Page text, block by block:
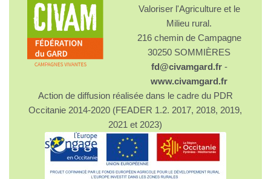
Valoriser l'Agriculture et le
Milieu rural.
216 chemin de Campagne
30250 SOMMIÈRES
fd@civamgard.fr -
www.civamgard.fr
Action de diffusion réalisée dans le cadre du PDR
Occitanie 2014-2020 (FEADER 1.2. 2017, 2018, 2019,
2021 et 2023)